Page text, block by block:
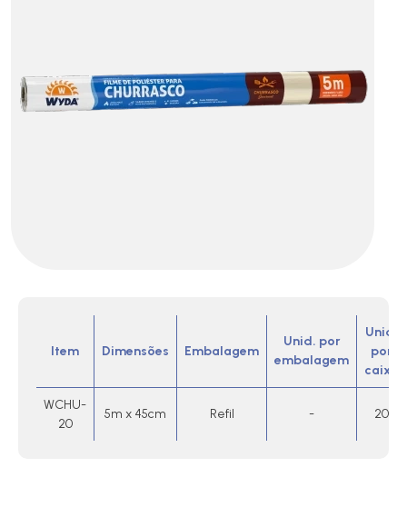
Item Dimensões Embalagem
Unid. por
embalagem
Unid.
por
caixa
WCHU-
20
5m x 45cm Refil - 20